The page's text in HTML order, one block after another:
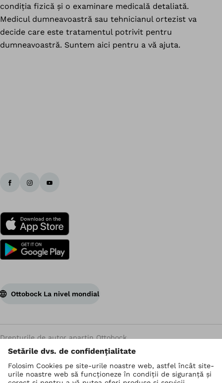
condiția fizică și o examinare medicală detaliată.
Medicul dumneavoastră sau tehnicianul ortezist va
decide care este tratamentul potrivit pentru
dumneavoastră. Suntem aici pentru a vă ajuta.
Ottobock La nivel mondial
Drepturile de autor aparțin Ottobock
Setări de confidențialitate
Declarația de confidențialitate a datelor